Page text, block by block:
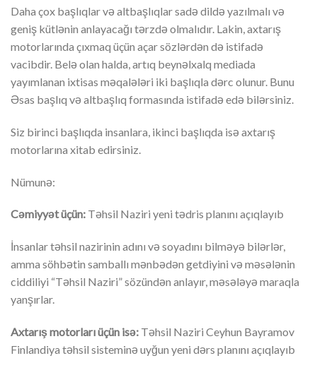
Daha çox başlıqlar və altbaşlıqlar sadə dildə yazılmalı və
geniş kütlənin anlayacağı tərzdə olmalıdır. Lakin, axtarış
motorlarında çıxmaq üçün açar sözlərdən də istifadə
vacibdir. Belə olan halda, artıq beynəlxalq mediada
yayımlanan ixtisas məqalələri iki başlıqla dərc olunur. Bunu
Əsas başlıq və altbaşlıq formasında istifadə edə bilərsiniz.
Siz birinci başlıqda insanlara, ikinci başlıqda isə axtarış
motorlarına xitab edirsiniz.
Nümunə:
Cəmiyyət üçün: Təhsil Naziri yeni tədris planını açıqlayıb
İnsanlar təhsil nazirinin adını və soyadını bilməyə bilərlər,
amma söhbətin samballı mənbədən getdiyini və məsələnin
ciddiliyi “Təhsil Naziri” sözündən anlayır, məsələyə maraqla
yanşırlar.
Axtarış motorları üçün isə: Təhsil Naziri Ceyhun Bayramov
Finlandiya təhsil sisteminə uyğun yeni dərs planını açıqlayıb